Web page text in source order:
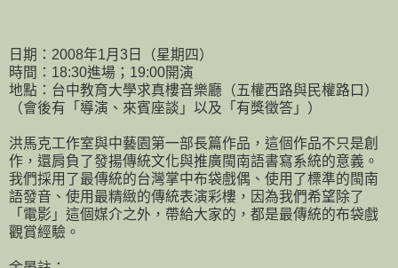
日期：2008年1月3日（星期四）
時間：18:30進場；19:00開演
地點：台中教育大學求真樓音樂廳（五權西路與民權路口）
（會後有「導演、來賓座談」以及「有獎徵答」）
洪馬克工作室與中藝園第一部長篇作品，這個作品不只是創
作，還肩負了發揚傳統文化與推廣閩南語書寫系統的意義。
我們採用了最傳統的台灣掌中布袋戲偶、使用了標準的閩南
語發音、使用最精緻的傳統表演彩樓，因為我們希望除了
「電影」這個媒介之外，帶給大家的，都是最傳統的布袋戲
觀賞經驗。